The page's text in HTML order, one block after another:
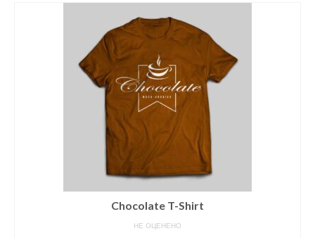
имеет
несколько
Опции
можно
выбрать
на
товара.
Chocolate T-Shirt
НЕ ОЦЕНЕНО